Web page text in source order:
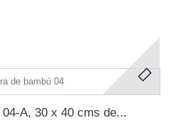
A, 30 x 40 cms de...